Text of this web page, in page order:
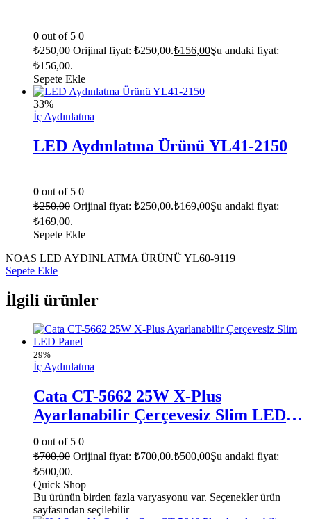
0 out of 5 0
₺250,00 Orijinal fiyat: ₺250,00.₺156,00Şu andaki fiyat:
₺156,00.
Sepete Ekle
33%
İç Aydınlatma
LED Aydınlatma Ürünü YL41-2150
0 out of 5 0
₺250,00 Orijinal fiyat: ₺250,00.₺169,00Şu andaki fiyat:
₺169,00.
Sepete Ekle
NOAS LED AYDINLATMA ÜRÜNÜ YL60-9119
Sepete Ekle
İlgili ürünler
29%
İç Aydınlatma
Cata CT-5662 25W X-Plus
Ayarlanabilir Çerçevesiz Slim LED
Panel
0 out of 5 0
₺700,00 Orijinal fiyat: ₺700,00.₺500,00Şu andaki fiyat:
₺500,00.
Quick Shop
Bu ürünün birden fazla varyasyonu var. Seçenekler ürün
sayfasından seçilebilir